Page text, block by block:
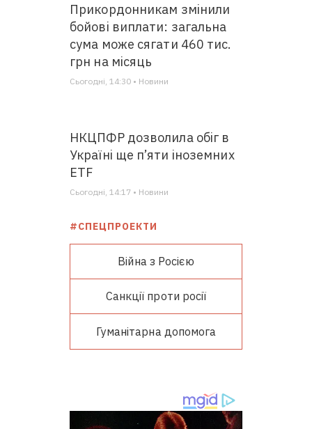
Прикордонникам змінили
бойові виплати: загальна
сума може сягати 460 тис.
грн на місяць
Сьогодні, 14:30 • Новини
НКЦПФР дозволила обіг в
Україні ще п’яти іноземних
ETF
Сьогодні, 14:17 • Новини
#СПЕЦПРОЕКТИ
Війна з Росією
Санкції проти росії
Гуманітарна допомога